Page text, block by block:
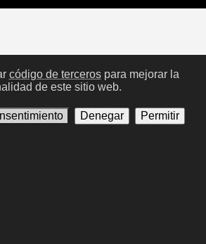
código de tercerospara mejorar la
de este sitio web.
Denegar Permitir